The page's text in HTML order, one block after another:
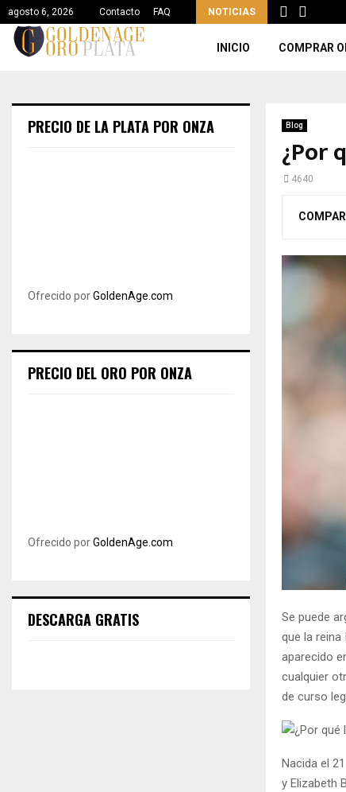
agosto 6, 2026 Contacto FAQ NOTICIAS
INICIO COMPRAR
Blog
¿Por
4640
Se puede
que la
aparecido
cualquier
de curso
Nacida el
y Elizabeth
PRECIO DE LA PLATA POR ONZA
Ofrecido porGoldenAge.com
PRECIO DEL ORO POR ONZA
Ofrecido porGoldenAge.com
DESCARGA GRATIS